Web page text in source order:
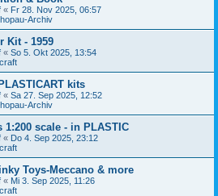
« Fr 28. Nov 2025, 06:57
Archiv
Kit - 1959
« So 5. Okt 2025, 13:54
kits
« Sa 27. Sep 2025, 12:52
Archiv
scale - in PLASTIC
« Do 4. Sep 2025, 23:12
Toys-Meccano & more
« Mi 3. Sep 2025, 11:26